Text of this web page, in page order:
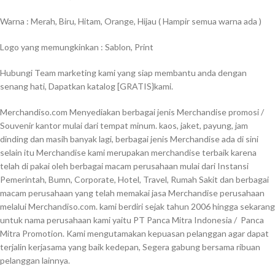
Warna : Merah, Biru, Hitam, Orange, Hijau ( Hampir semua warna ada )
Logo yang memungkinkan : Sablon, Print
Hubungi Team marketing kami yang siap membantu anda dengan
senang hati, Dapatkan katalog [GRATIS}kami.
Merchandiso.com Menyediakan berbagai jenis Merchandise promosi /
Souvenir kantor mulai dari tempat minum. kaos, jaket, payung, jam
dinding dan masih banyak lagi, berbagai jenis Merchandise ada di sini
selain itu Merchandise kami merupakan merchandise terbaik karena
telah di pakai oleh berbagai macam perusahaan mulai dari Instansi
Pemerintah, Bumn, Corporate, Hotel, Travel, Rumah Sakit dan berbagai
macam perusahaan yang telah memakai jasa Merchandise perusahaan
melalui Merchandiso.com. kami berdiri sejak tahun 2006 hingga sekarang
untuk nama perusahaan kami yaitu PT Panca Mitra Indonesia / Panca
Mitra Promotion. Kami mengutamakan kepuasan pelanggan agar dapat
terjalin kerjasama yang baik kedepan, Segera gabung bersama ribuan
pelanggan lainnya.